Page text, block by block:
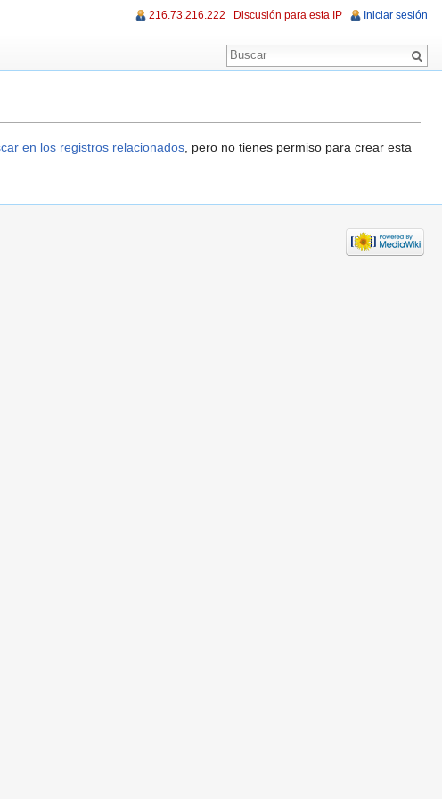
en los registros relacionados, pero no tienes permiso para crear esta
216.73.216.222 Discusión para esta IP Iniciar sesión